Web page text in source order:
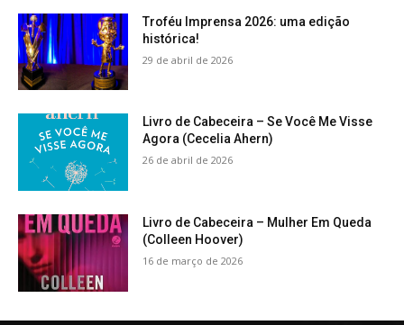
Troféu Imprensa 2026: uma edição
histórica!
29 de abril de 2026
Livro de Cabeceira – Se Você Me Visse
Agora (Cecelia Ahern)
26 de abril de 2026
Livro de Cabeceira – Mulher Em Queda
(Colleen Hoover)
16 de março de 2026